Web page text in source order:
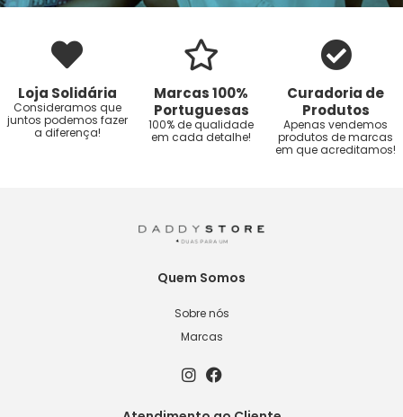
Loja Solidária
Consideramos que
juntos podemos fazer
a diferença!
Marcas 100%
Portuguesas
100% de qualidade
em cada detalhe!
Curadoria de
Produtos
Apenas vendemos
produtos de marcas
em que acreditamos!
Quem Somos
Sobre nós
Marcas